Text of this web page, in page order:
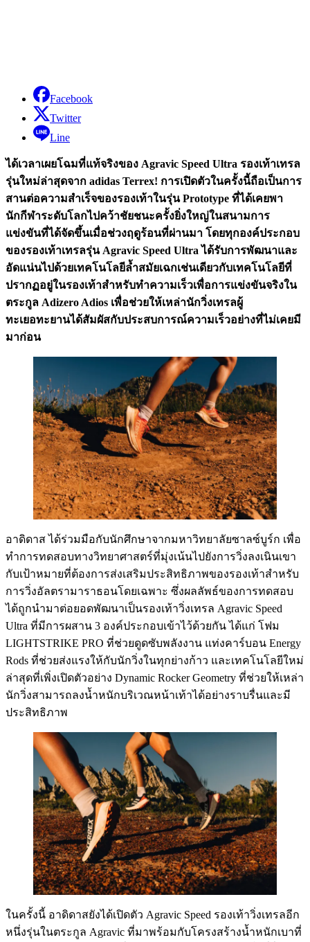
Facebook
Twitter
Line
ได้เวลาเผยโฉมที่แท้จริงของ Agravic Speed Ultra รองเท้าเทรล
รุ่นใหม่ล่าสุดจาก adidas Terrex! การเปิดตัวในครั้งนี้ถือเป็นการ
สานต่อความสำเร็จของรองเท้าในรุ่น Prototype ที่ได้เคยพา
นักกีฬาระดับโลกไปคว้าชัยชนะครั้งยิ่งใหญ่ในสนามการ
แข่งขันที่ได้จัดขึ้นเมื่อช่วงฤดูร้อนที่ผ่านมา โดยทุกองค์ประกอบ
ของรองเท้าเทรลรุ่น Agravic Speed Ultra ได้รับการพัฒนาและ
อัดแน่นไปด้วยเทคโนโลยีล้ำสมัยเฉกเช่นเดียวกับเทคโนโลยีที่
ปรากฏอยู่ในรองเท้าสำหรับทำความเร็วเพื่อการแข่งขันจริงใน
ตระกูล Adizero Adios เพื่อช่วยให้เหล่านักวิ่งเทรลผู้
ทะเยอทะยานได้สัมผัสกับประสบการณ์ความเร็วอย่างที่ไม่เคยมี
มาก่อน
อาดิดาส ได้ร่วมมือกับนักศึกษาจากมหาวิทยาลัยซาลซ์บูร์ก เพื่อ
ทำการทดสอบทางวิทยาศาสตร์ที่มุ่งเน้นไปยังการวิ่งลงเนินเขา
กับเป้าหมายที่ต้องการส่งเสริมประสิทธิภาพของรองเท้าสำหรับ
การวิ่งอัลตรามาราธอนโดยเฉพาะ ซึ่งผลลัพธ์ของการทดสอบ
ได้ถูกนำมาต่อยอดพัฒนาเป็นรองเท้าวิ่งเทรล Agravic Speed
Ultra ที่มีการผสาน 3 องค์ประกอบเข้าไว้ด้วยกัน ได้แก่ โฟม
LIGHTSTRIKE PRO ที่ช่วยดูดซับพลังงาน แท่งคาร์บอน Energy
Rods ที่ช่วยส่งแรงให้กับนักวิ่งในทุกย่างก้าว และเทคโนโลยีใหม่
ล่าสุดที่เพิ่งเปิดตัวอย่าง Dynamic Rocker Geometry ที่ช่วยให้เหล่า
นักวิ่งสามารถลงน้ำหนักบริเวณหน้าเท้าได้อย่างราบรื่นและมี
ประสิทธิภาพ
ในครั้งนี้ อาดิดาสยังได้เปิดตัว Agravic Speed รองเท้าวิ่งเทรลอีก
หนึ่งรุ่นในตระกูล Agravic ที่มาพร้อมกับโครงสร้างน้ำหนักเบาที่